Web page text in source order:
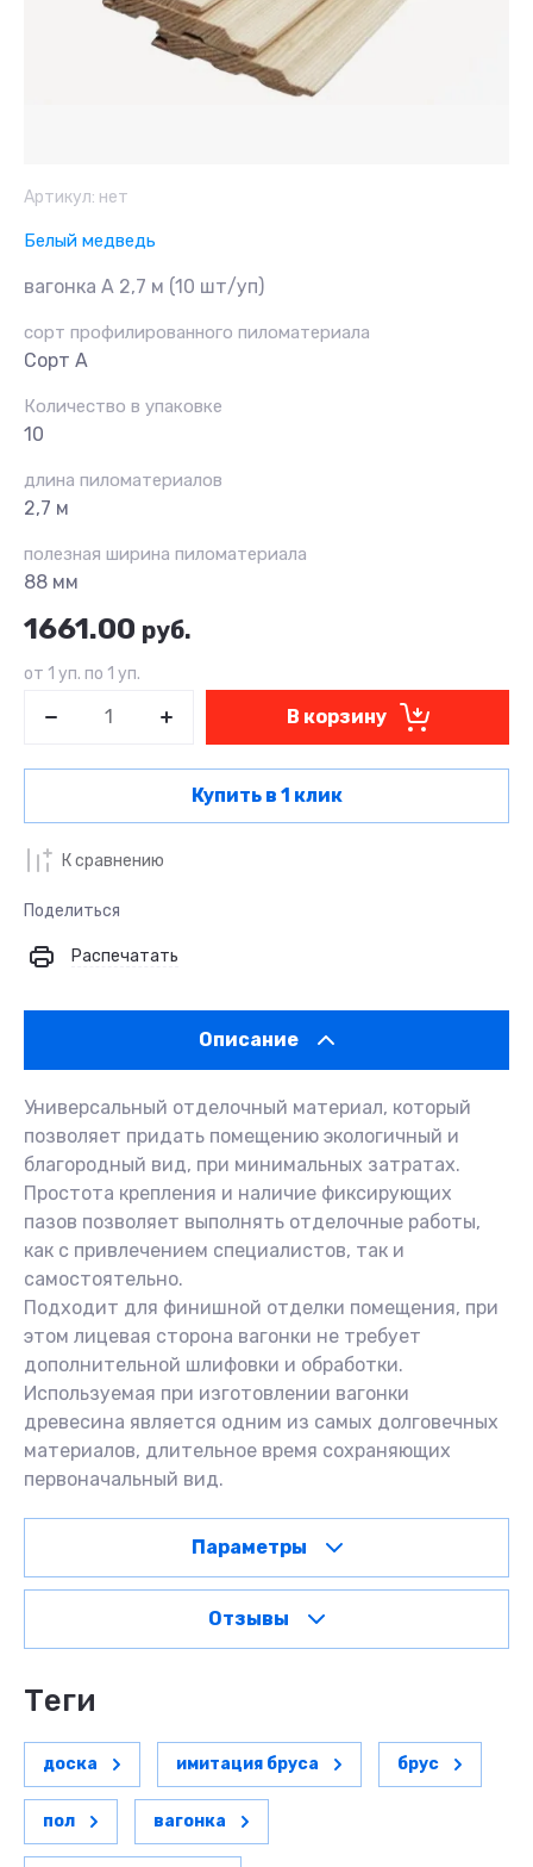
Артикул: нет
Белый медведь
вагонка А 2,7 м (10 шт/уп)
сорт профилированного пиломатериала
Сорт A
Количество в упаковке
10
длина пиломатериалов
2,7 м
полезная ширина пиломатериала
88 мм
1661.00 руб.
от 1 уп. по 1 уп.
В корзину
Купить в 1 клик
К сравнению
Поделиться
Распечатать
Описание
Универсальный отделочный материал, который
позволяет придать помещению экологичный и
благородный вид, при минимальных затратах.
Простота крепления и наличие фиксирующих
пазов позволяет выполнять отделочные работы,
как с привлечением специалистов, так и
самостоятельно.
Подходит для финишной отделки помещения, при
этом лицевая сторона вагонки не требует
дополнительной шлифовки и обработки.
Используемая при изготовлении вагонки
древесина является одним из самых долговечных
материалов, длительное время сохраняющих
первоначальный вид.
Параметры
Отзывы
теги
доска имитация бруса брус
пол вагонка